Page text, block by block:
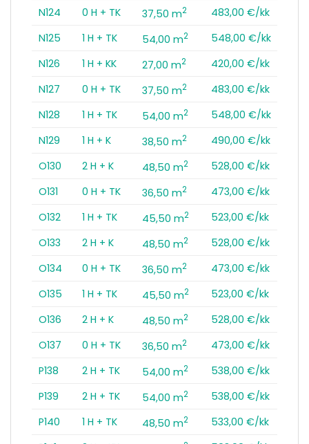
N124
0 H + TK 37,50 m2
483,00 €/kk
N125
1 H + TK 54,00 m2
548,00 €/kk
N126
1 H + KK 27,00 m2
420,00 €/kk
N127
0 H + TK 37,50 m2
483,00 €/kk
N128
1 H + TK 54,00 m2
548,00 €/kk
N129
1 H + K 38,50 m2
490,00 €/kk
O130
2 H + K 48,50 m2
528,00 €/kk
O131
0 H + TK 36,50 m2
473,00 €/kk
O132
1 H + TK 45,50 m2
523,00 €/kk
O133
2 H + K 48,50 m2
528,00 €/kk
O134
0 H + TK 36,50 m2
473,00 €/kk
O135
1 H + TK 45,50 m2
523,00 €/kk
O136
2 H + K 48,50 m2
528,00 €/kk
O137
0 H + TK 36,50 m2
473,00 €/kk
P138
2 H + TK 54,00 m2
538,00 €/kk
P139
2 H + TK 54,00 m2
538,00 €/kk
P140
1 H + TK 48,50 m2
533,00 €/kk